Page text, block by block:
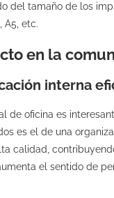
del tamaño de los
A5, etc.
en la
interna
de oficina es
es el de una
calidad,
el sentido de